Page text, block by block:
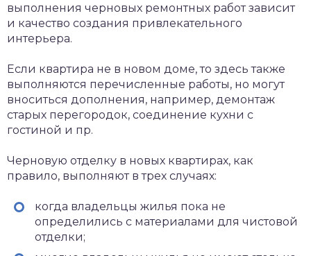
выполнения черновых ремонтных работ зависит
и качество создания привлекательного
интерьера.
Если квартира не в новом доме, то здесь также
выполняются перечисленные работы, но могут
вноситься дополнения, например, демонтаж
старых перегородок, соединение кухни с
гостиной и пр.
Черновую отделку в новых квартирах, как
правило, выполняют в трех случаях:
когда владельцы жилья пока не
определились с материалами для чистовой
отделки;